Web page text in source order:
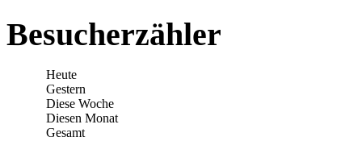
Besucherzähler
Heute
Gestern
Diese Woche
Diesen Monat
Gesamt